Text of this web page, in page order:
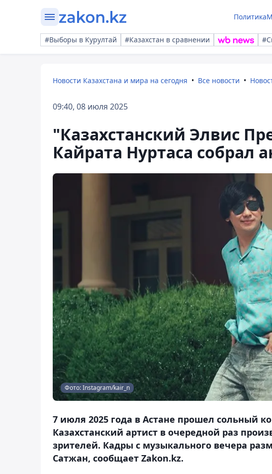
Политика
#Выборы в Курултай #Казахстан в сравнении
Новости Казахстана и мира на сегодня Все новости
09:40, 08 июля 2025
"Казахстанский Элвис
Кайрата Нуртаса собрал
Фото: Instagram/kair_n
7 июля 2025 года в Астане прошел сольный
Казахстанский артист в очередной раз
зрителей. Кадры с музыкального вечера
Сатжан, сообщает Zakon.kz.